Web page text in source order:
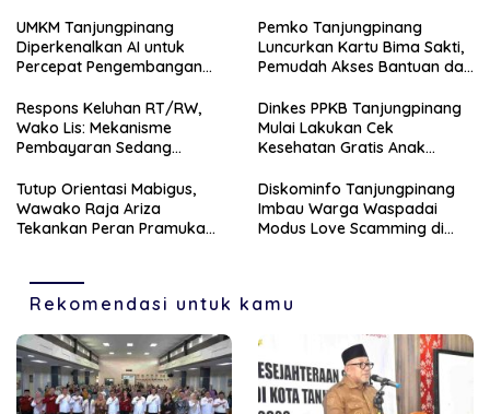
UMKM Tanjungpinang
Diperkenalkan AI untuk
Percepat Pengembangan
Masuk Pasar Nasional
Pemko Tanjungpinang
Luncurkan Kartu Bima Sakti,
Pemudah Akses Bantuan dan
‎Respons Keluhan RT/RW,
Wako Lis: Mekanisme
Pembayaran Sedang
Pemilihan
Dinkes PPKB Tanjungpinang
Mulai Lakukan Cek
Kesehatan Gratis Anak
Tutup Orientasi Mabigus,
Wawako Raja Ariza
Tekankan Peran Pramuka
Diskominfo Tanjungpinang
Imbau Warga Waspadai
Modus Love Scamming di
Rekomendasi untuk kamu